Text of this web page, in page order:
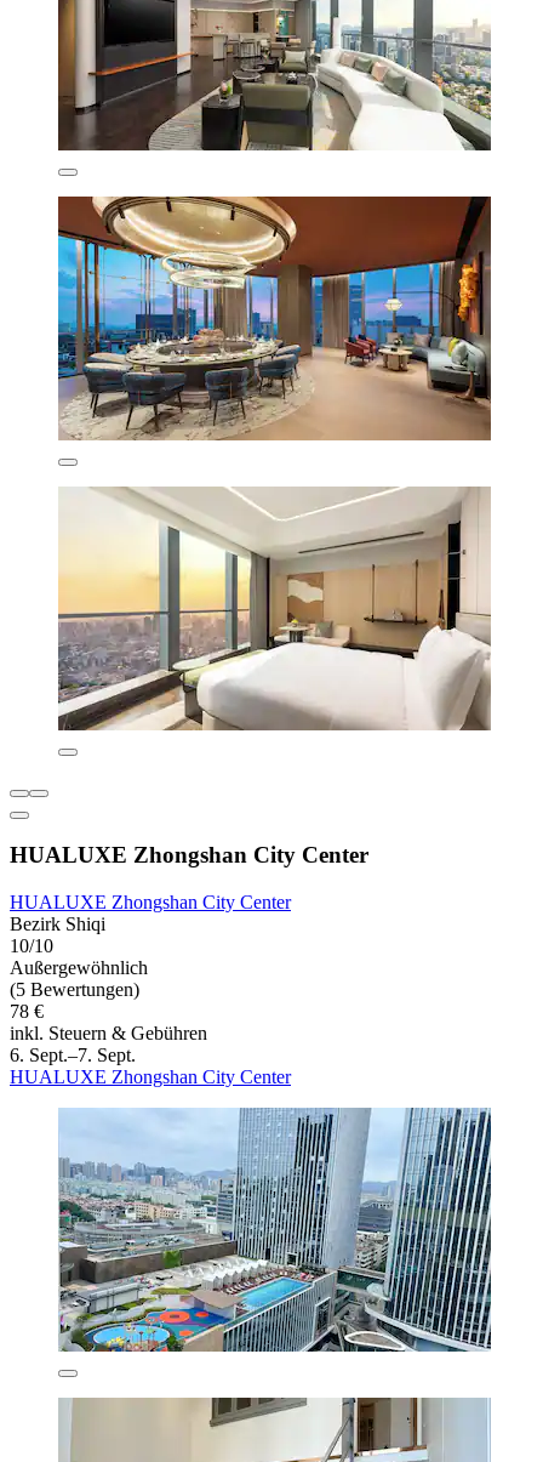
HUALUXE Zhongshan City Center
HUALUXE Zhongshan City Center
Bezirk Shiqi
10/10
Außergewöhnlich
(5 Bewertungen)
78 €
inkl. Steuern & Gebühren
6. Sept.–7. Sept.
HUALUXE Zhongshan City Center